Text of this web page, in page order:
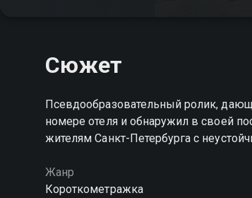
Сюжет
Псевдообразовательный ролик,
номере отеля и обнаружил в своей
жителям Санкт-Петербурга с
Жанр
Короткометражка